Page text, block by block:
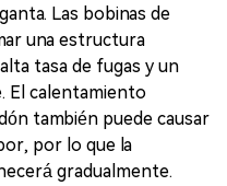
Las bobinas de
una estructura
tasa de fugas y un
El calentamiento
también puede causar
por lo que la
gradualmente.